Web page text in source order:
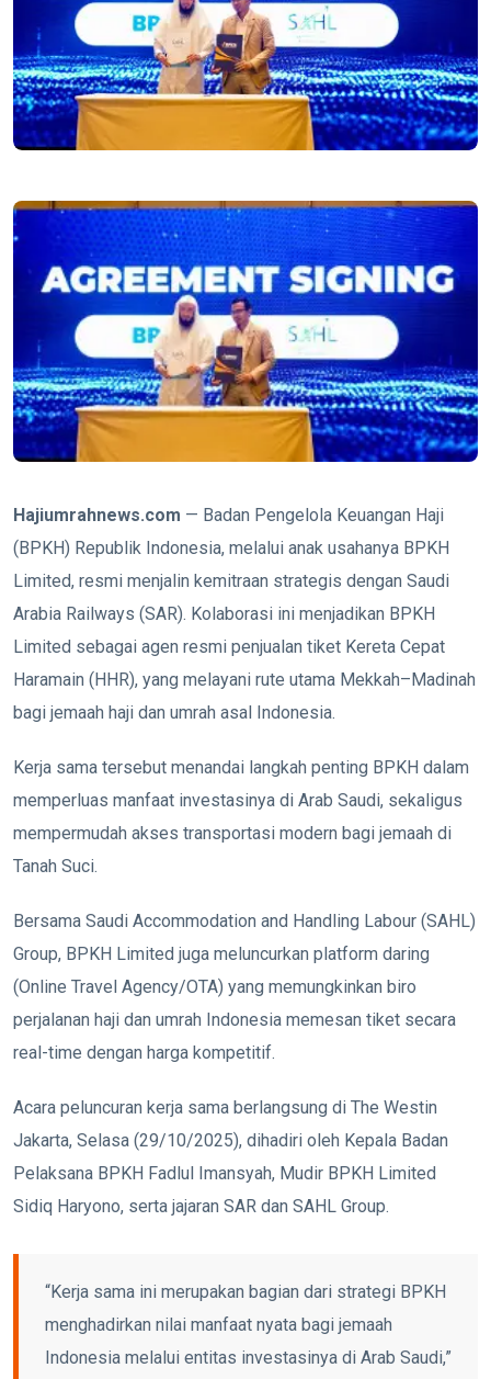
Hajiumrahnews.com — Badan Pengelola Keuangan Haji
(BPKH) Republik Indonesia, melalui anak usahanya BPKH
Limited, resmi menjalin kemitraan strategis dengan Saudi
Arabia Railways (SAR). Kolaborasi ini menjadikan BPKH
Limited sebagai agen resmi penjualan tiket Kereta Cepat
Haramain (HHR), yang melayani rute utama Mekkah–Madinah
bagi jemaah haji dan umrah asal Indonesia.
Kerja sama tersebut menandai langkah penting BPKH dalam
memperluas manfaat investasinya di Arab Saudi, sekaligus
mempermudah akses transportasi modern bagi jemaah di
Tanah Suci.
Bersama Saudi Accommodation and Handling Labour (SAHL)
Group, BPKH Limited juga meluncurkan platform daring
(Online Travel Agency/OTA) yang memungkinkan biro
perjalanan haji dan umrah Indonesia memesan tiket secara
real-time dengan harga kompetitif.
Acara peluncuran kerja sama berlangsung di The Westin
Jakarta, Selasa (29/10/2025), dihadiri oleh Kepala Badan
Pelaksana BPKH Fadlul Imansyah, Mudir BPKH Limited
Sidiq Haryono, serta jajaran SAR dan SAHL Group.
“Kerja sama ini merupakan bagian dari strategi BPKH
menghadirkan nilai manfaat nyata bagi jemaah
Indonesia melalui entitas investasinya di Arab Saudi,”